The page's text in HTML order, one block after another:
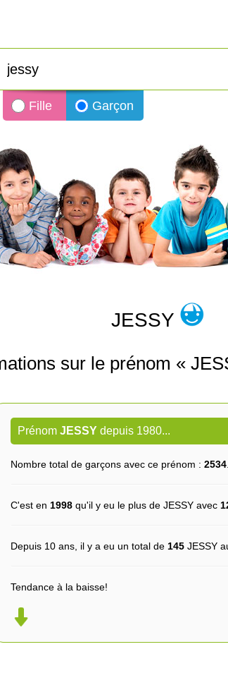
Fille Garçon
JESSY
sur le prénom «
Prénom JESSY depuis 1980...
Nombre total de garçons avec ce prénom : 2534
C'est en 1998 qu'il y eu le plus de JESSY avec
Depuis 10 ans, il y a eu un total de 145 JESSY
Tendance à la baisse!